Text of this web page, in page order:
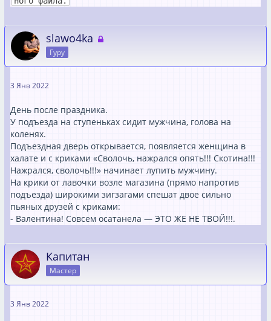
slawo4ka
Гуру
3 Янв 2022
День после праздника.
У подъезда на ступеньках сидит мужчина, голова на
коленях.
Подъездная дверь открывается, появляется женщина в
халате и с криками «Сволочь, нажрался опять!!! Скотина!!!
Нажрался, сволочь!!!» начинает лупить мужчину.
На крики от лавочки возле магазина (прямо напротив
подъезда) широкими зигзагами спешат двое сильно
пьяных друзей с криками:
- Валентина! Совсем осатанела — ЭТО ЖЕ НЕ ТВОЙ!!!.
Капитан
Мастер
3 Янв 2022